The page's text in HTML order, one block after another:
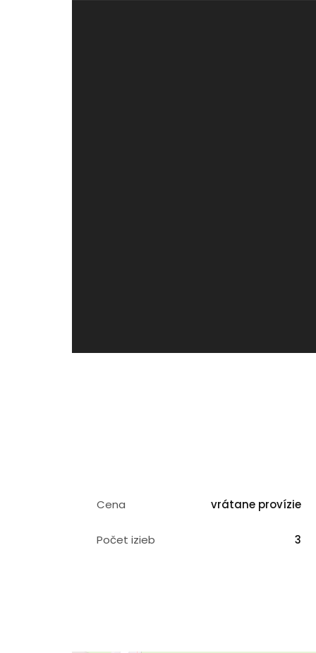
Cena vrátane provízie
Počet izieb 3